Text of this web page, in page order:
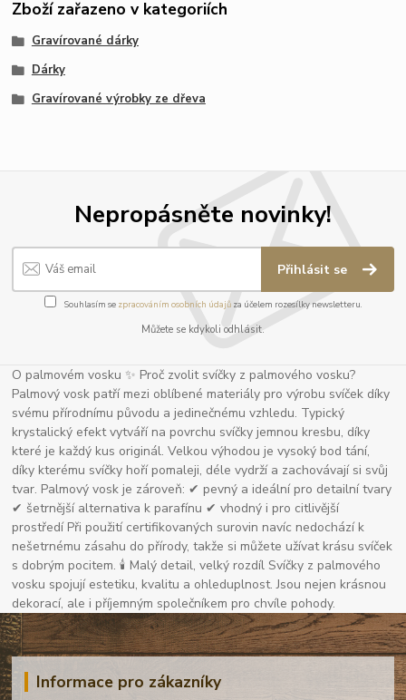
Zboží zařazeno v kategoriích
Gravírované dárky
Dárky
Gravírované výrobky ze dřeva
Nepropásněte novinky!
Přihlásit se
Souhlasím se zpracováním osobních údajůza účelem rozesílky newsletteru.
Můžete se kdykoli odhlásit.
O palmovém vosku ✨ Proč zvolit svíčky z palmového vosku?
Palmový vosk patří mezi oblíbené materiály pro výrobu svíček díky
svému přírodnímu původu a jedinečnému vzhledu. Typický
krystalický efekt vytváří na povrchu svíčky jemnou kresbu, díky
které je každý kus originál. Velkou výhodou je vysoký bod tání,
díky kterému svíčky hoří pomaleji, déle vydrží a zachovávají si svůj
tvar. Palmový vosk je zároveň: ✔ pevný a ideální pro detailní tvary
✔ šetrnější alternativa k parafínu ✔ vhodný i pro citlivější
prostředí Při použití certifikovaných surovin navíc nedochází k
nešetrnému zásahu do přírody, takže si můžete užívat krásu svíček
s dobrým pocitem. 🕯 Malý detail, velký rozdíl Svíčky z palmového
vosku spojují estetiku, kvalitu a ohleduplnost. Jsou nejen krásnou
dekorací, ale i příjemným společníkem pro chvíle pohody.
Informace pro zákazníky